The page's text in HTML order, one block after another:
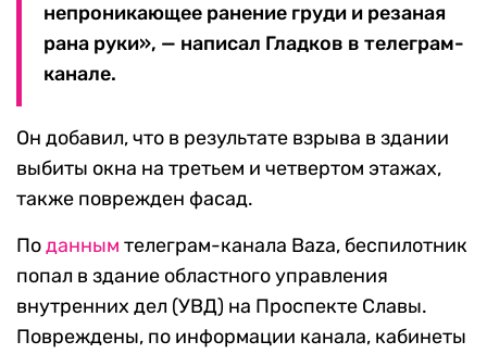
непроникающее ранение груди и резаная
рана руки», — написал Гладков в телеграм-
канале.
Он добавил, что в результате взрыва в здании
выбиты окна на третьем и четвертом этажах,
также поврежден фасад.
Поданным телеграм-канала Baza, беспилотник
попал в здание областного управления
внутренних дел (УВД) на Проспекте Славы.
Повреждены, по информации канала, кабинеты